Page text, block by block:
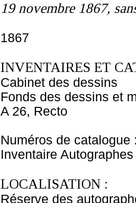
19 novembre 1867,
1867
INVENTAIRES ET
Cabinet des dessins
Fonds des dessins et
A 26, Recto
Numéros de catalogue
Inventaire
LOCALISATION :
Réserve des